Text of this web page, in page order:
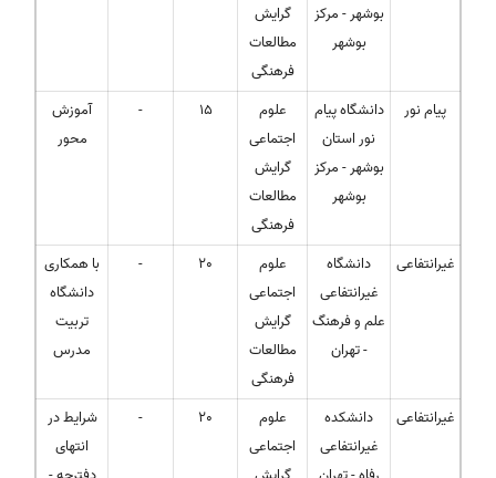
بوشهر - مرکز
بوشهر
گرایش
مطالعات
فرهنگی
پیام نور
دانشگاه پیام
نور استان
بوشهر - مرکز
بوشهر
علوم
اجتماعی
گرایش
مطالعات
فرهنگی
15
-
آموزش
محور
غیرانتفاعی
دانشگاه
غیرانتفاعی
علم و فرهنگ
- تهران
علوم
اجتماعی
گرایش
مطالعات
فرهنگی
20
-
با همکاری
دانشگاه
تربیت
مدرس
غیرانتفاعی
دانشکده
غیرانتفاعی
علوم
اجتماعی
20
-
شرایط در
انتهای